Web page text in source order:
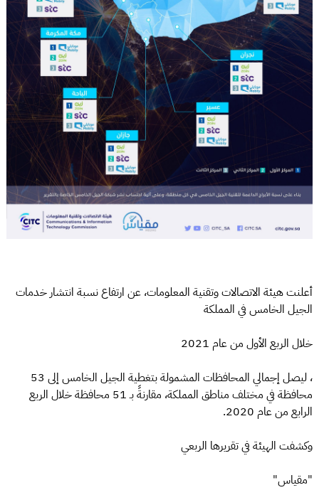
أعلنت هيئة الاتصالات وتقنية المعلومات، عن ارتفاع نسبة انتشار خدمات
الجيل الخامس في المملكة
خلال الربع الأول من عام 2021
، ليصل إجمالي المحافظات المشمولة بتغطية الجيل الخامس إلى 53
محافظة في مختلف مناطق المملكة، مقارنةً بـ 51 محافظة خلال الربع
الرابع من عام 2020.
وكشفت الهيئة في تقريرها الربعي
"مقياس"